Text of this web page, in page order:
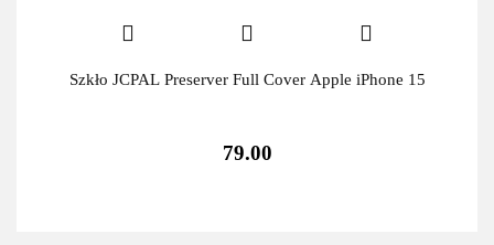
Szkło JCPAL Preserver Full Cover Apple iPhone 15
79.00